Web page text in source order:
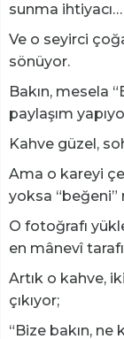
sunma ihtiyacı…
Ve o seyirci
sönüyor.
​Bakın, mesela
paylaşım
Kahve güzel,
Ama o kareyi
yoksa “beğeni”
O fotoğrafı
en mânevî
Artık o kahve,
çıkıyor;
“Bize bakın, ne